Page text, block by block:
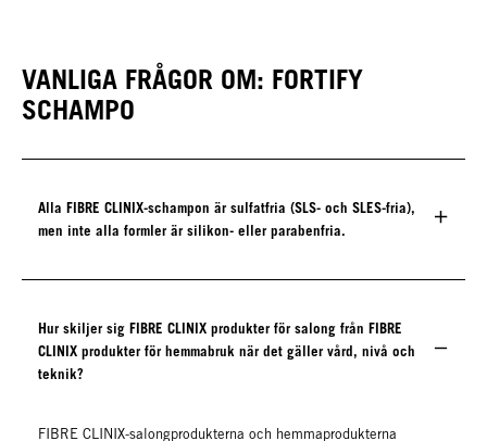
VANLIGA FRÅGOR OM: FORTIFY
SCHAMPO
Alla FIBRE CLINIX-schampon är sulfatfria (SLS- och SLES-fria),
men inte alla formler är silikon- eller parabenfria.
Hur skiljer sig FIBRE CLINIX produkter för salong från FIBRE
CLINIX produkter för hemmabruk när det gäller vård, nivå och
teknik?
FIBRE CLINIX-salongprodukterna och hemmaprodukterna